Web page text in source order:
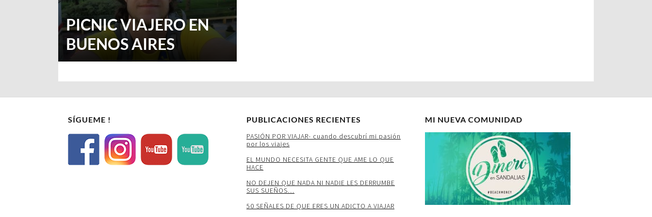
PICNIC VIAJERO EN
BUENOS AIRES
SÍGUEME ! PUBLICACIONES RECIENTES
PASIÓN POR VIAJAR- cuando descubrí mi pasión
por los viajes
EL MUNDO NECESITA GENTE QUE AME LO QUE
HACE
NO DEJEN QUE NADA NI NADIE LES DERRUMBE
SUS SUEÑOS…
50 SEÑALES DE QUE ERES UN ADICTO A VIAJAR
MI NUEVA COMUNIDAD